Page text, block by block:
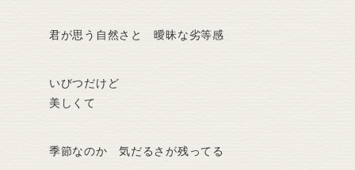
君が思う自然さと 曖昧な劣等感
いびつだけど
美しくて
季節なのか 気だるさが残ってる